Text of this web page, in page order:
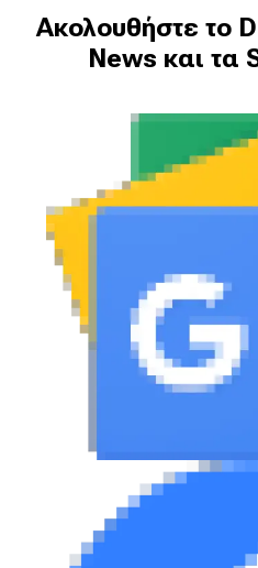
Ακολουθήστε το
News και τα